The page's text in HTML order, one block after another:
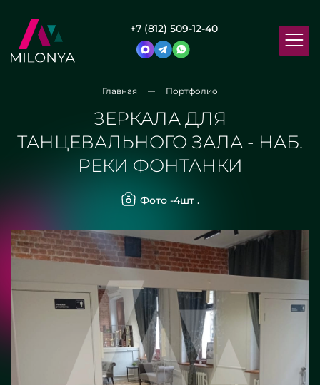
+7 (812) 509-12-40
Главная Портфолио
ЗЕРКАЛА ДЛЯ
ТАНЦЕВАЛЬНОГО ЗАЛА - НАБ.
РЕКИ ФОНТАНКИ
Фото -4шт .